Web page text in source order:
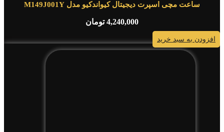
ساعت مچی اسپرت دیجیتال کیواندکیو مدل M149J001Y
4,240,000 تومان
افزودن به سبد خرید